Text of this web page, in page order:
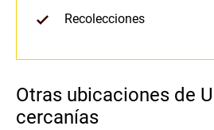
Recolecciones
Otras ubicaciones de
cercanías